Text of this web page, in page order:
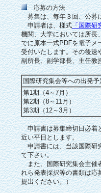
応募の方法
募集は、毎年３回、公募
申請者は、様式「国際研
機関、大学においては所長
でに原本一式PDFを電子メ
受付いたします。その後速
副所長、副学部長、主任教
国際研究集会等への出発予
第1期（4～7月）
第2期（8～11月）
第3期（12～3月）
申請書は募集締切日必着
近い平日とします。
申請書には、当該国際研
て下さい。
また、国際研究集会主催
れら発表採択等の書類は応
提出ください。）